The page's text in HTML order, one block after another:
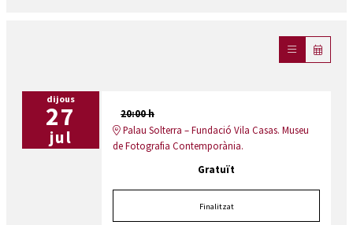
dijous
27
jul
20:00 h
Palau Solterra – Fundació Vila Casas. Museu
de Fotografia Contemporània.
Gratuït
Finalitzat